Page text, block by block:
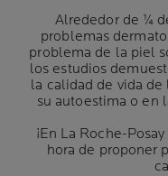
Alrededor de ¼
problemas
problema de la piel
los estudios
la calidad de vida de
su autoestima o en
¡En La Roche-
hora de proponer